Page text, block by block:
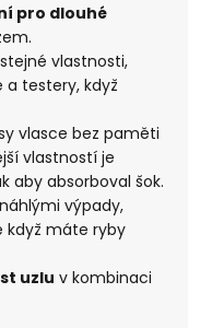
pro dlouhé
vlastnosti,
a testery, když
vlasce bez paměti
vlastností je
aby absorboval šok.
výpady,
když máte ryby
uzlu v kombinaci